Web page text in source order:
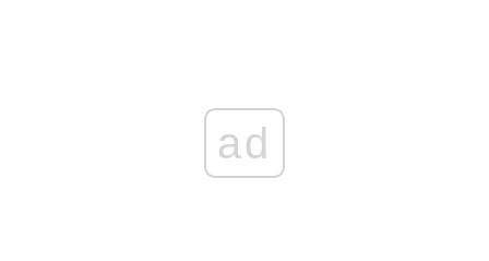
ad